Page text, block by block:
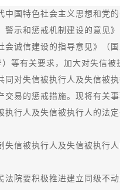
特色社会主义思想和党的
警示和惩戒机制建设的意见
会诚信建设的指导意见》（
等有关要求，加大对失信
同对失信被执行人及失信被
易的惩戒措施。现将有关事
人及失信被执行人的法定
被执行人及失信被执行人
要积极推进建立同级不动